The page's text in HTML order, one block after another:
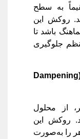
به سطح
روکش این
باشد تا
جلوگیری
(Dampening
از محلول
روکش این
را به‌صورت